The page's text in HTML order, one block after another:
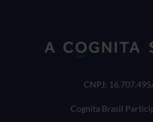
CNPJ:
Cognita Brasil